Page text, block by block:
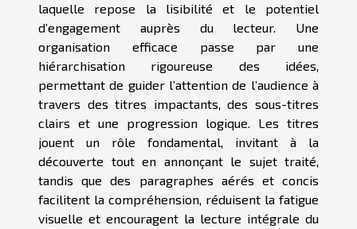
laquelle repose la lisibilité et le potentiel
d’engagement auprès du lecteur. Une
organisation efficace passe par une
hiérarchisation rigoureuse des idées,
permettant de guider l’attention de l’audience à
travers des titres impactants, des sous-titres
clairs et une progression logique. Les titres
jouent un rôle fondamental, invitant à la
découverte tout en annonçant le sujet traité,
tandis que des paragraphes aérés et concis
facilitent la compréhension, réduisent la fatigue
visuelle et encouragent la lecture intégrale du